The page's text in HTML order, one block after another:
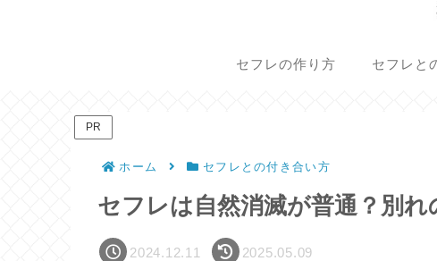
セフレの作り方 セフレと
PR
ホーム セフレとの付き合い方
セフレは自然消滅が普通？別れ
2024.12.11 2025.05.09